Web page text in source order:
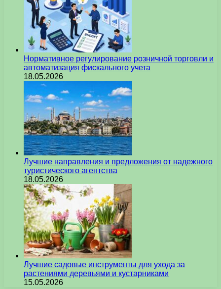
Нормативное регулирование розничной торговли и
автоматизация фискального учета
18.05.2026
Лучшие направления и предложения от надежного
туристического агентства
18.05.2026
Лучшие садовые инструменты для ухода за
растениями деревьями и кустарниками
15.05.2026